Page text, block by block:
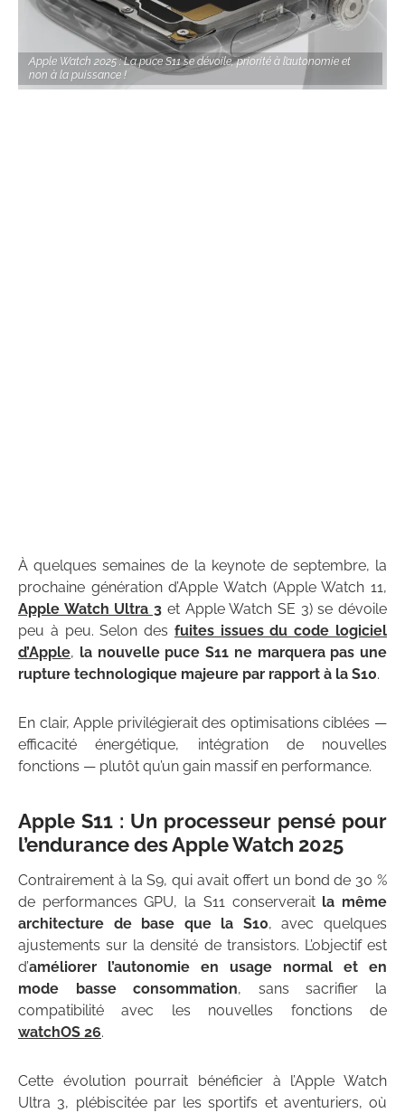
Apple Watch 2025 : La puce S11 se dévoile, priorité à l’autonomie et
non à la puissance !
À quelques semaines de la keynote de septembre, la
prochaine génération d’Apple Watch (Apple Watch 11,
Apple Watch Ultra 3 et Apple Watch SE 3) se dévoile
peu à peu. Selon des fuites issues du code logiciel
d’Apple, la nouvelle puce S11 ne marquera pas une
rupture technologique majeure par rapport à la S10.
En clair, Apple privilégierait des optimisations ciblées —
efficacité énergétique, intégration de nouvelles
fonctions — plutôt qu’un gain massif en performance.
Apple S11 : Un processeur pensé pour
l’endurance des Apple Watch 2025
Contrairement à la S9, qui avait offert un bond de 30 %
de performances GPU, la S11 conserverait la même
architecture de base que la S10, avec quelques
ajustements sur la densité de transistors. L’objectif est
d’améliorer l’autonomie en usage normal et en
mode basse consommation, sans sacrifier la
compatibilité avec les nouvelles fonctions de
watchOS 26.
Cette évolution pourrait bénéficier à l’Apple Watch
Ultra 3, plébiscitée par les sportifs et aventuriers, où